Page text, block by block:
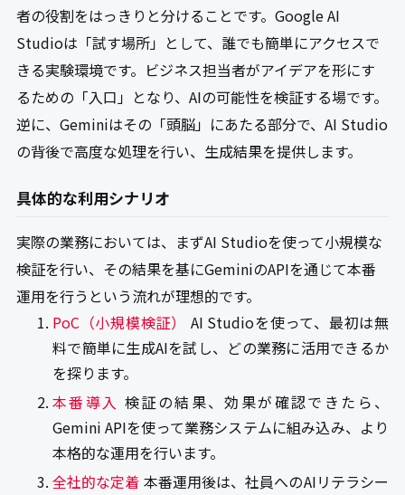
者の役割をはっきりと分けることです。Google AI
Studioは「試す場所」として、誰でも簡単にアクセスで
きる実験環境です。ビジネス担当者がアイデアを形にす
るための「入口」となり、AIの可能性を検証する場です。
逆に、Geminiはその「頭脳」にあたる部分で、AI Studio
の背後で高度な処理を行い、生成結果を提供します。
具体的な利用シナリオ
実際の業務においては、まずAI Studioを使って小規模な
検証を行い、その結果を基にGeminiのAPIを通じて本番
運用を行うという流れが理想的です。
PoC（小規模検証）
AI Studioを使って、最初は無
料で簡単に生成AIを試し、どの業務に活用できるか
を探ります。
本番導入 検証の結果、効果が確認できたら、
Gemini APIを使って業務システムに組み込み、より
本格的な運用を行います。
全社的な定着 本番運用後は、社員へのAIリテラシー